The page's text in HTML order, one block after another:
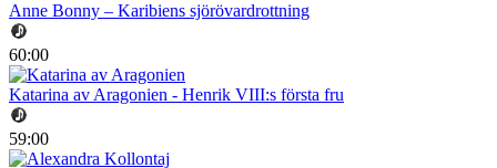
Anne Bonny – Karibiens sjörövardrottning
60:00
Katarina av Aragonien - Henrik VIII:s första fru
59:00